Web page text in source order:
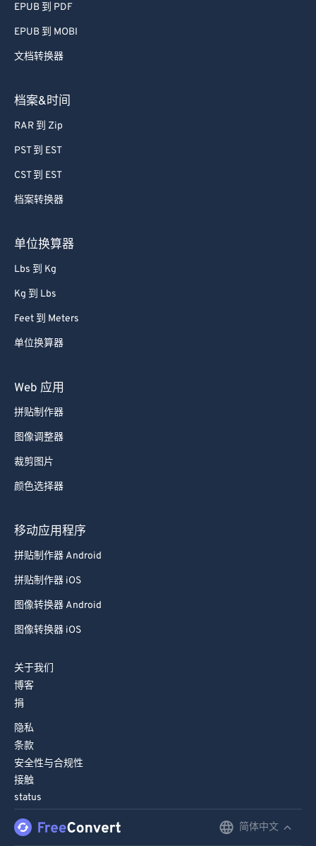
EPUB 到 PDF
EPUB 到 MOBI
文档转换器
档案&时间
RAR 到 Zip
PST 到 EST
CST 到 EST
档案转换器
单位换算器
Lbs 到 Kg
Kg 到 Lbs
Feet 到 Meters
单位换算器
Web 应用
拼贴制作器
图像调整器
裁剪图片
颜色选择器
移动应用程序
拼贴制作器 Android
拼贴制作器 iOS
图像转换器 Android
图像转换器 iOS
关于我们
博客
捐
隐私
条款
安全性与合规性
接触
status
简体中文